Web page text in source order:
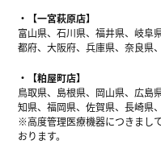
【一宮萩原店】
富山県、石川県、福井県、岐阜
都府、大阪府、兵庫県、奈良県
【粕屋町店】
鳥取県、島根県、岡山県、広島
知県、福岡県、佐賀県、長崎県
※高度管理医療機器につきまし
おります。